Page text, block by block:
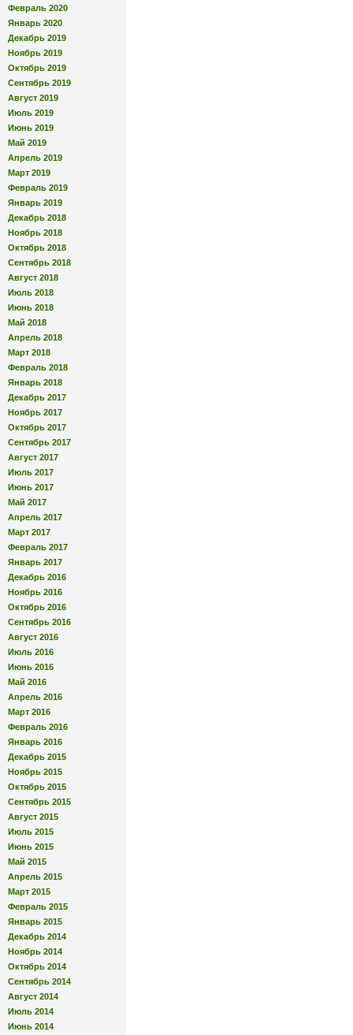
Февраль 2020
Январь 2020
Декабрь 2019
Ноябрь 2019
Октябрь 2019
Сентябрь 2019
Август 2019
Июль 2019
Июнь 2019
Май 2019
Апрель 2019
Март 2019
Февраль 2019
Январь 2019
Декабрь 2018
Ноябрь 2018
Октябрь 2018
Сентябрь 2018
Август 2018
Июль 2018
Июнь 2018
Май 2018
Апрель 2018
Март 2018
Февраль 2018
Январь 2018
Декабрь 2017
Ноябрь 2017
Октябрь 2017
Сентябрь 2017
Август 2017
Июль 2017
Июнь 2017
Май 2017
Апрель 2017
Март 2017
Февраль 2017
Январь 2017
Декабрь 2016
Ноябрь 2016
Октябрь 2016
Сентябрь 2016
Август 2016
Июль 2016
Июнь 2016
Май 2016
Апрель 2016
Март 2016
Февраль 2016
Январь 2016
Декабрь 2015
Ноябрь 2015
Октябрь 2015
Сентябрь 2015
Август 2015
Июль 2015
Июнь 2015
Май 2015
Апрель 2015
Март 2015
Февраль 2015
Январь 2015
Декабрь 2014
Ноябрь 2014
Октябрь 2014
Сентябрь 2014
Август 2014
Июль 2014
Июнь 2014